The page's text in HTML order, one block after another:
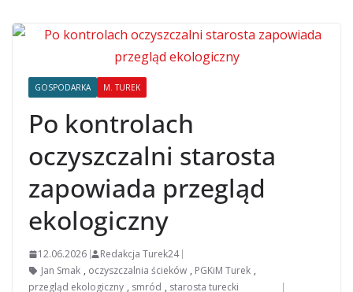
GOSPODARKA M. TUREK
Po kontrolach
oczyszczalni starosta
zapowiada przegląd
ekologiczny
12.06.2026
Redakcja Turek24
Jan Smak , oczyszczalnia ścieków , PGKiM Turek ,
przegląd ekologiczny , smród , starosta turecki